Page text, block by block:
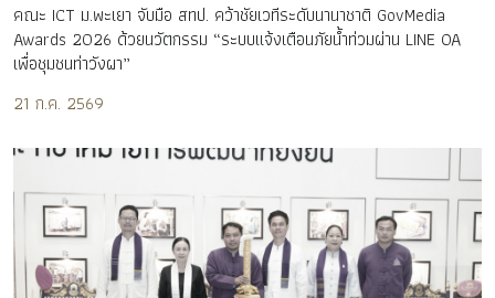
คณะ ICT ม.พะเยา จับมือ สทป. คว้าชัยเวทีระดับนานาชาติ GovMedia
Awards 2026 ด้วยนวัตกรรม “ระบบแจ้งเตือนภัยน้ำท่วมผ่าน LINE OA
เพื่อชุมชนท่าวังผา”
21 ก.ค. 2569